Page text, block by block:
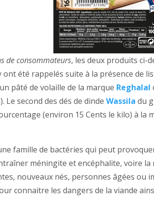
de consommateurs, les deux produits ci-
ont été rappelés suite à la présence de
pâté de volaille de la marque Reghalal
Le second des dés de dindeWassila du
(environ 15 Cents le kilo) à la
famille de bactéries qui peut
méningite et encéphalite, voire la
nouveaux nés, personnes âgées ou
connaitre les dangers de la viande